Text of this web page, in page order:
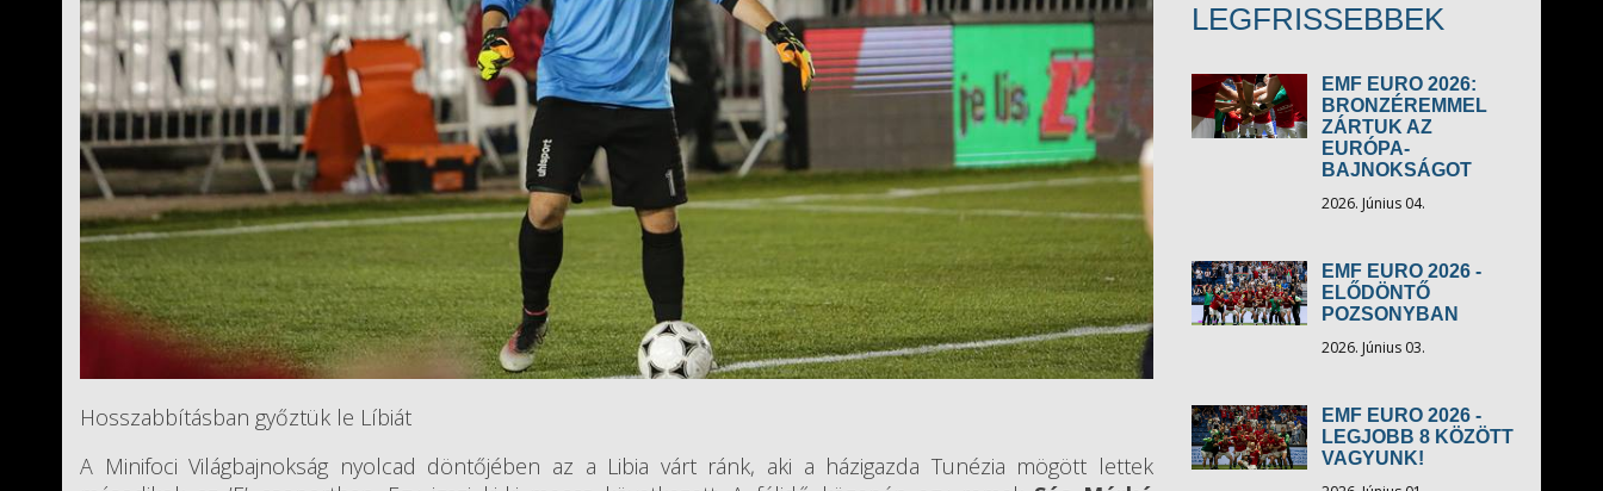
Hosszabbításban győztük le Líbiát
A Minifoci Világbajnokság nyolcad döntőjében az a Libia várt ránk, aki a házigazda Tunézia mögött lettek
LEGFRISSEBBEK
EMF EURO 2026:
BRONZÉREMMEL
ZÁRTUK AZ
EURÓPA-
BAJNOKSÁGOT
2026. Június 04.
EMF EURO 2026 -
ELŐDÖNTŐ
POZSONYBAN
2026. Június 03.
EMF EURO 2026 -
LEGJOBB 8 KÖZÖTT
VAGYUNK!